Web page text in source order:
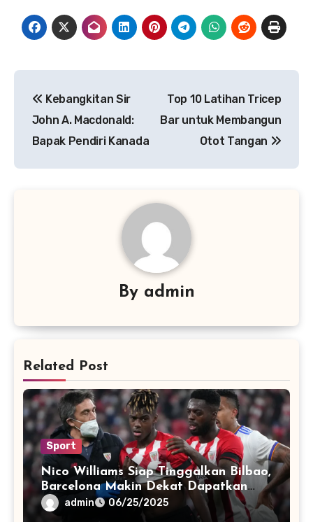
pos
Kebangkitan Sir
John A. Macdonald:
Bapak Pendiri Kanada
Top 10 Latihan Tricep
Bar untuk Membangun
Otot Tangan
By admin
Related Post
Sport
Nico Williams Siap Tinggalkan Bilbao,
Barcelona Makin Dekat Dapatkan
Target Utama
admin 06/25/2025